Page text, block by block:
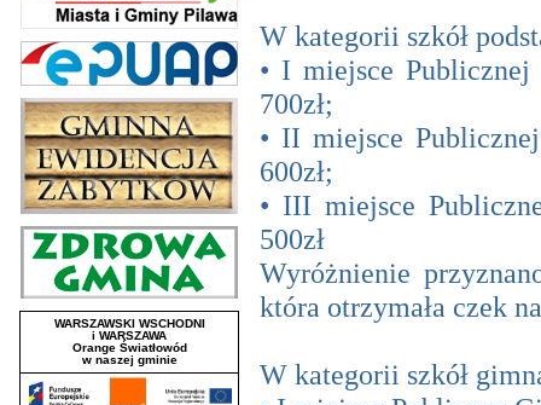
W kategorii szkół
• I miejsce
700zł;
• II miejsce
600zł;
• III miejsce
500zł
Wyróżnienie
która otrzymała czek
W kategorii szkół